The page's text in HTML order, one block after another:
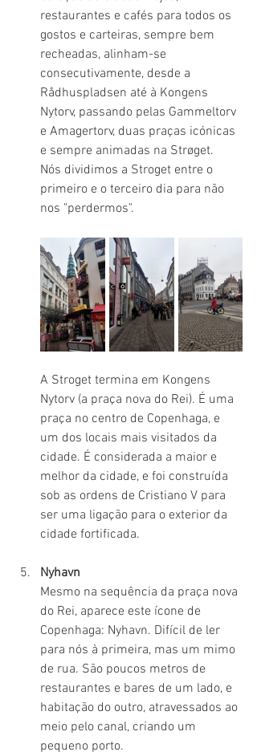
restaurantes e cafés para todos os
gostos e carteiras, sempre bem
recheadas, alinham-se
consecutivamente, desde a
Rådhuspladsen até à Kongens
Nytorv, passando pelas Gammeltorv
e Amagertorv, duas praças icónicas
e sempre animadas na Strøget.
Nós dividimos a Stroget entre o
primeiro e o terceiro dia para não
nos "perdermos".
A Stroget termina em Kongens
Nytorv (a praça nova do Rei). É uma
praça no centro de Copenhaga, e
um dos locais mais visitados da
cidade. É considerada a maior e
melhor da cidade, e foi construída
sob as ordens de Cristiano V para
ser uma ligação para o exterior da
cidade fortificada.
Nyhavn
Mesmo na sequência da praça nova
do Rei, aparece este ícone de
Copenhaga: Nyhavn. Difícil de ler
para nós à primeira, mas um mimo
de rua. São poucos metros de
restaurantes e bares de um lado, e
habitação do outro, atravessados ao
meio pelo canal, criando um
pequeno porto.